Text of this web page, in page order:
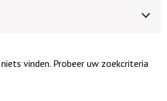
vinden. Probeer uw zoekcriteria